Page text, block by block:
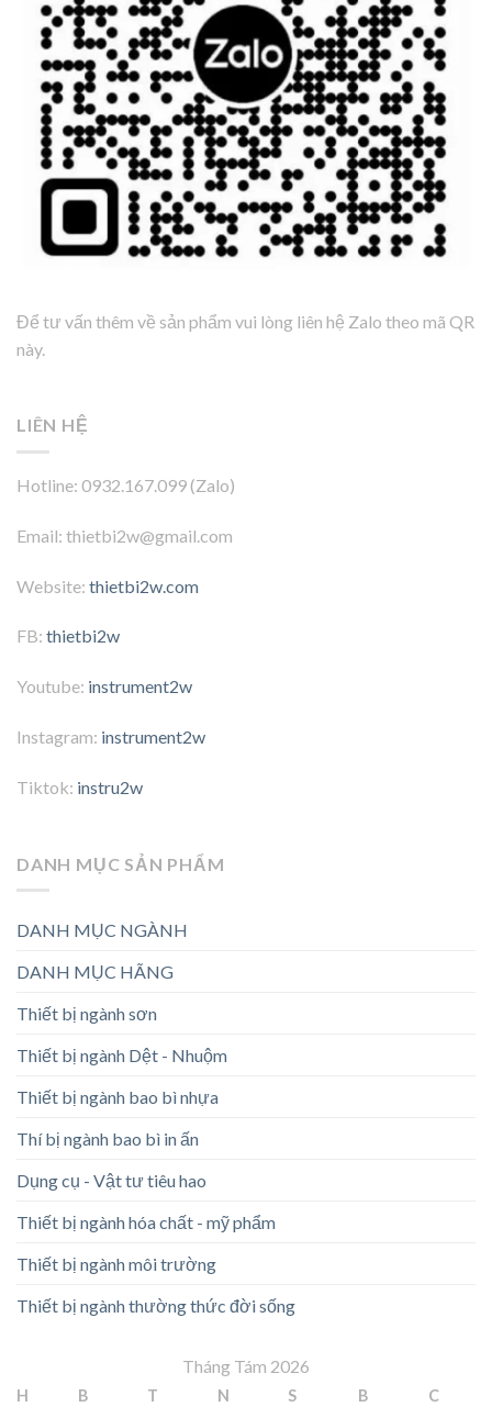
Để tư vấn thêm về sản phẩm vui lòng liên hệ Zalo theo mã QR
này.
LIÊN HỆ
Hotline: 0932.167.099 (Zalo)
Email: thietbi2w@gmail.com
Website: thietbi2w.com
FB: thietbi2w
Youtube: instrument2w
Instagram: instrument2w
Tiktok: instru2w
DANH MỤC SẢN PHẨM
DANH MỤC NGÀNH
DANH MỤC HÃNG
Thiết bị ngành sơn
Thiết bị ngành Dệt - Nhuộm
Thiết bị ngành bao bì nhựa
Thí bị ngành bao bì in ấn
Dụng cụ - Vật tư tiêu hao
Thiết bị ngành hóa chất - mỹ phẩm
Thiết bị ngành môi trường
Thiết bị ngành thường thức đời sống
Tháng Tám 2026
H B T N S B C